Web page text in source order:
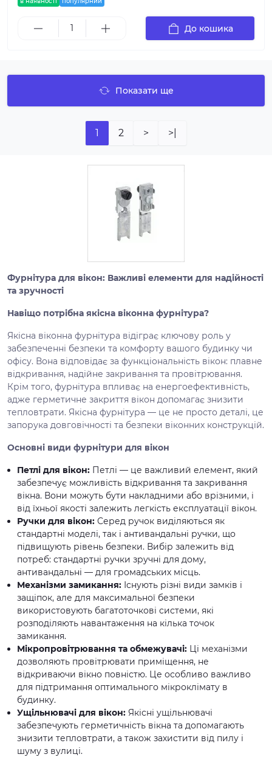
До кошика
Показати ще
1 2 > >|
Фурнітура для вікон: Важливі елементи для надійності
та зручності
Навіщо потрібна якісна віконна фурнітура?
Якісна віконна фурнітура відіграє ключову роль у
забезпеченні безпеки та комфорту вашого будинку чи
офісу. Вона відповідає за функціональність вікон: плавне
відкривання, надійне закривання та провітрювання.
Крім того, фурнітура впливає на енергоефективність,
адже герметичне закриття вікон допомагає знизити
тепловтрати. Якісна фурнітура — це не просто деталі, це
запорука довговічності та безпеки віконних конструкцій.
Основні види фурнітури для вікон
Петлі для вікон: Петлі — це важливий елемент, який
забезпечує можливість відкривання та закривання
вікна. Вони можуть бути накладними або врізними, і
від їхньої якості залежить легкість експлуатації вікон.
Ручки для вікон: Серед ручок виділяються як
стандартні моделі, так і антивандальні ручки, що
підвищують рівень безпеки. Вибір залежить від
потреб: стандартні ручки зручні для дому,
антивандальні — для громадських місць.
Механізми замикання: Існують різні види замків і
защіпок, але для максимальної безпеки
використовують багатоточкові системи, які
розподіляють навантаження на кілька точок
замикання.
Мікропровітрювання та обмежувачі: Ці механізми
дозволяють провітрювати приміщення, не
відкриваючи вікно повністю. Це особливо важливо
для підтримання оптимального мікроклімату в
будинку.
Ущільнювачі для вікон: Якісні ущільнювачі
забезпечують герметичність вікна та допомагають
знизити тепловтрати, а також захистити від пилу і
шуму з вулиці.